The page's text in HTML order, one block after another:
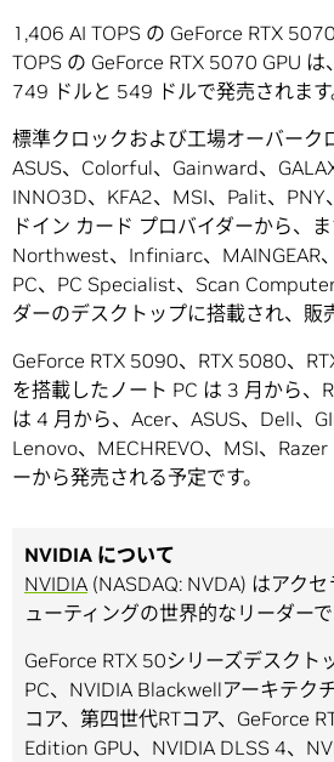
1,406 AI TOPS の GeForce RTX
TOPS の GeForce RTX 5070 GPU
749 ドルと 549 ドルで発売されます
標準クロックおよび工場オーバーク
ASUS、Colorful、Gainward、GALAX
INNO3D、KFA2、MSI、Palit、PNY
ドイン カード プロバイダーから、
Northwest、Infiniarc、MAINGEAR
PC、PC Specialist、Scan
ダーのデスクトップに搭載され、販
GeForce RTX 5090、RTX 5080、
を搭載したノート PC は 3 月から、
は 4 月から、Acer、ASUS、Dell、
Lenovo、MECHREVO、MSI、
ーから発売される予定です。
NVIDIA について
NVIDIA (NASDAQ: NVDA) はアク
ューティングの世界的なリーダーで
GeForce RTX 50シリーズデスクト
PC、NVIDIA Blackwellアーキテク
コア、第四世代RTコア、GeForce
Edition GPU、NVIDIA DLSS 4、